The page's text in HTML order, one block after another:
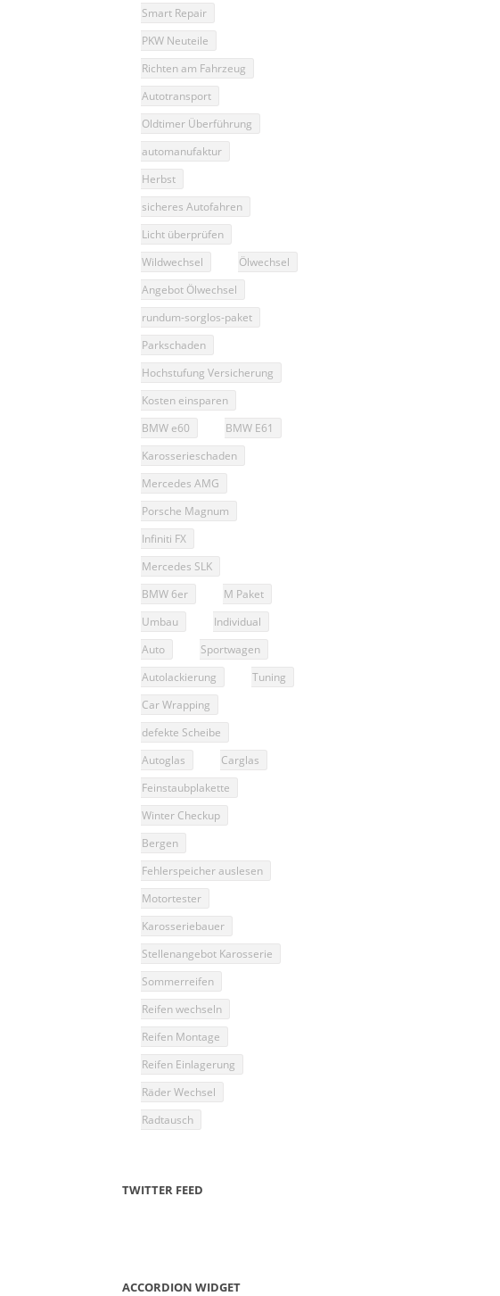
Smart Repair
PKW Neuteile
Richten am Fahrzeug
Autotransport
Oldtimer Überführung
automanufaktur
Herbst
sicheres Autofahren
Licht überprüfen
Wildwechsel
Ölwechsel
Angebot Ölwechsel
rundum-sorglos-paket
Parkschaden
Hochstufung Versicherung
Kosten einsparen
BMW e60
BMW E61
Karosserieschaden
Mercedes AMG
Porsche Magnum
Infiniti FX
Mercedes SLK
BMW 6er
M Paket
Umbau
Individual
Auto
Sportwagen
Autolackierung
Tuning
Car Wrapping
defekte Scheibe
Autoglas
Carglas
Feinstaubplakette
Winter Checkup
Bergen
Fehlerspeicher auslesen
Motortester
Karosseriebauer
Stellenangebot Karosserie
Sommerreifen
Reifen wechseln
Reifen Montage
Reifen Einlagerung
Räder Wechsel
Radtausch
TWITTER FEED
ACCORDION WIDGET